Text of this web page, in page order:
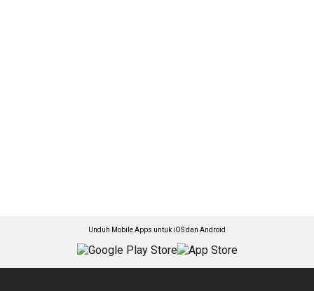
Unduh Mobile Apps untuk iOS dan Android